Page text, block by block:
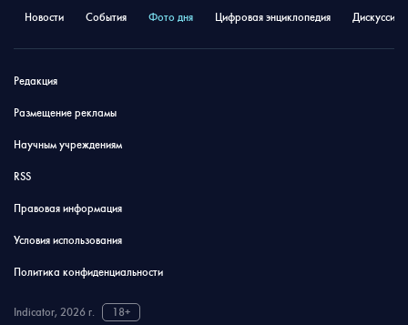
Новости События Фото дня Цифровая энциклопедия
Редакция
Размещение рекламы
Научным учреждениям
RSS
Правовая информация
Условия использования
Политика конфиденциальности
Indicator, 2026 г. 18+